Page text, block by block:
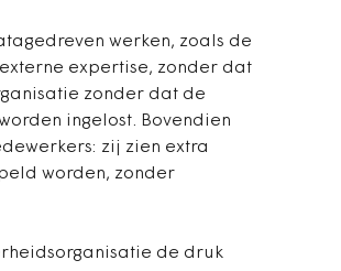
werken, zoals de
expertise, zonder dat
zonder dat de
ingelost. Bovendien
zij zien extra
worden, zonder
de druk